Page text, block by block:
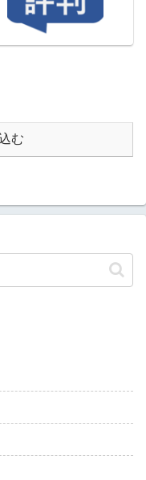
む